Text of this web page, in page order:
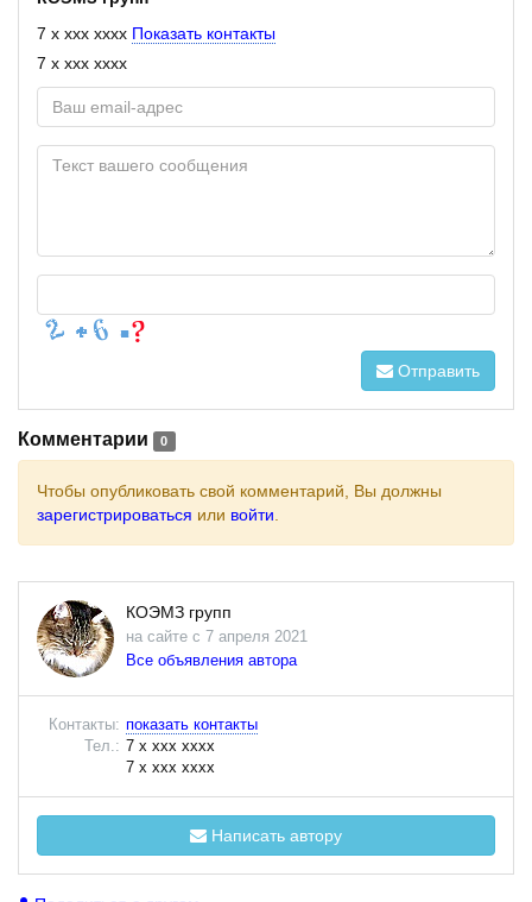
7 x xxx xxxx Показать контакты
7 x xxx xxxx
Отправить
Комментарии 0
Чтобы опубликовать свой комментарий, Вы должны
зарегистрироваться или войти
КОЭМЗ групп
на сайте с 7 апреля 2021
Все объявления автора
Контакты: показать контакты
Тел.: 7 x xxx xxxx
7 x xxx xxxx
Написать автору